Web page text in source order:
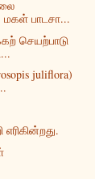
மகள் பாடசா...
செயற்பாடு
juliflora)